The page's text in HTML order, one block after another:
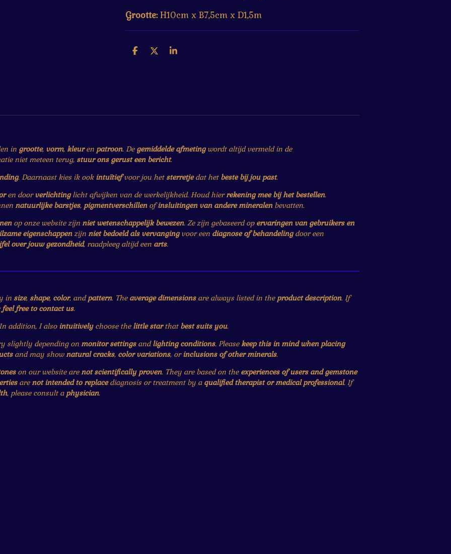
Grootte:H10cm x B7,5cm x D1,5m
D
D
S
in grootte, vorm, kleuren patroon. De gemiddelde afmetingwordt altijd vermeld in de
niet meteen terug, stuur ons gerust een bericht.
. Daarnaast kies ik ook intuïtiefvoor jou het sterretjedat het beste bij jou past.
en doorverlichtinglicht afwijken van de werkelijkheid. Houd hierrekening mee bij het bestellen.
natuurlijke barstjes, pigmentverschillenofinsluitingen van andere mineralenbevatten.
op onze website zijn niet wetenschappelijk bewezen. Ze zijn gebaseerd op ervaringen van gebruikers en
eigenschappenzijn niet bedoeld als vervangingvoor een diagnose of behandelingdoor een
over jouw gezondheid, raadpleeg altijd een arts.
in size, shape, color, andpattern. The average dimensionsare always listed in the product description. If
feel free to contact us.
addition, I also intuitivelychoose the little starthat best suits you.
slightly depending on monitor settingsandlighting conditions. Pleasekeep this in mind when placing
and may shownatural cracks, color variations, orinclusions of other minerals.
on our website arenot scientifically proven. They are based on the experiences of users and gemstone
arenot intended to replacediagnosis or treatment by a qualified therapist or medical professional. If
, please consult a physician.